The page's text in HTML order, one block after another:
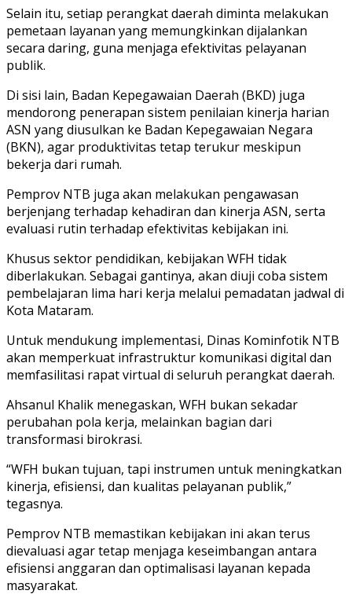
Selain itu, setiap perangkat daerah diminta melakukan
pemetaan layanan yang memungkinkan dijalankan
secara daring, guna menjaga efektivitas pelayanan
publik.
Di sisi lain, Badan Kepegawaian Daerah (BKD) juga
mendorong penerapan sistem penilaian kinerja harian
ASN yang diusulkan ke Badan Kepegawaian Negara
(BKN), agar produktivitas tetap terukur meskipun
bekerja dari rumah.
Pemprov NTB juga akan melakukan pengawasan
berjenjang terhadap kehadiran dan kinerja ASN, serta
evaluasi rutin terhadap efektivitas kebijakan ini.
Khusus sektor pendidikan, kebijakan WFH tidak
diberlakukan. Sebagai gantinya, akan diuji coba sistem
pembelajaran lima hari kerja melalui pemadatan jadwal di
Kota Mataram.
Untuk mendukung implementasi, Dinas Kominfotik NTB
akan memperkuat infrastruktur komunikasi digital dan
memfasilitasi rapat virtual di seluruh perangkat daerah.
Ahsanul Khalik menegaskan, WFH bukan sekadar
perubahan pola kerja, melainkan bagian dari
transformasi birokrasi.
“WFH bukan tujuan, tapi instrumen untuk meningkatkan
kinerja, efisiensi, dan kualitas pelayanan publik,”
tegasnya.
Pemprov NTB memastikan kebijakan ini akan terus
dievaluasi agar tetap menjaga keseimbangan antara
efisiensi anggaran dan optimalisasi layanan kepada
masyarakat.